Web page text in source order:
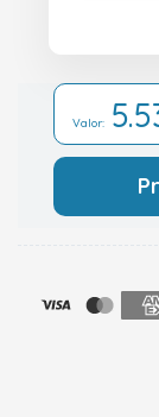
Valor: